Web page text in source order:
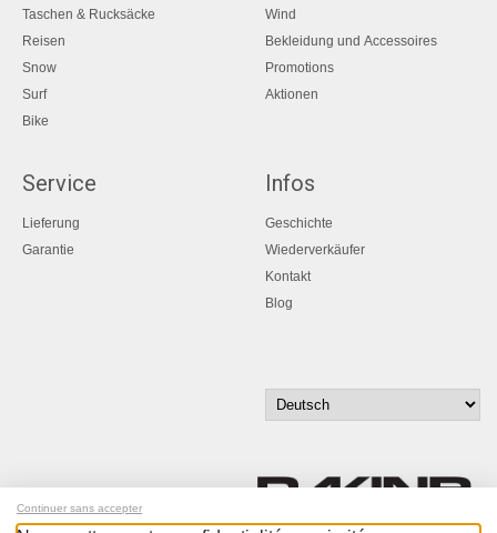
Taschen & Rucksäcke
Reisen
Snow
Surf
Bike
Wind
Bekleidung und Accessoires
Promotions
Aktionen
Service
Lieferung
Garantie
Infos
Geschichte
Wiederverkäufer
Kontakt
Blog
Continuer sans accepter